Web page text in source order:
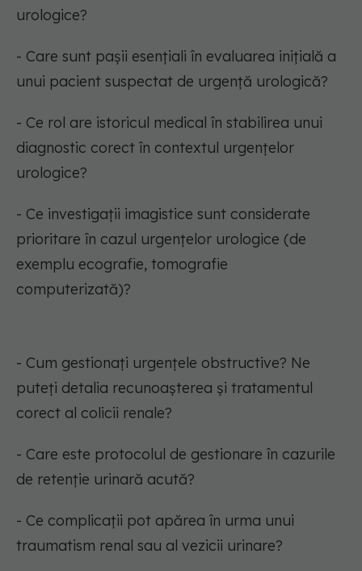
urologice?
- Care sunt pașii esențiali în evaluarea inițială a
unui pacient suspectat de urgență urologică?
- Ce rol are istoricul medical în stabilirea unui
diagnostic corect în contextul urgențelor
urologice?
- Ce investigații imagistice sunt considerate
prioritare în cazul urgențelor urologice (de
exemplu ecografie, tomografie
computerizată)?
- Cum gestionați urgențele obstructive? Ne
puteți detalia recunoașterea și tratamentul
corect al colicii renale?
- Care este protocolul de gestionare în cazurile
de retenție urinară acută?
- Ce complicații pot apărea în urma unui
traumatism renal sau al vezicii urinare?